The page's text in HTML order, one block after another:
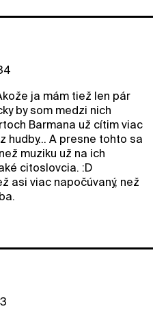
ja mám tiež len pár
by som medzi nich
Barmana už cítim viac
hudby... A presne tohto sa
muziku už na ich
citoslovcia. :D
asi viac napočúvaný, než